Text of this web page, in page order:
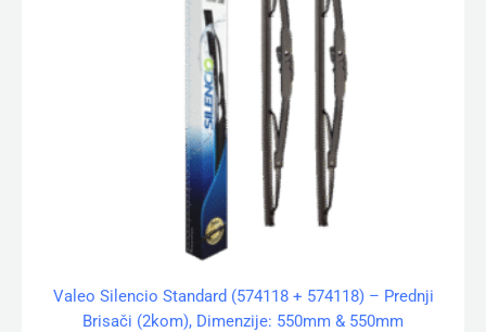
Valeo Silencio Standard (574118 + 574118) – Prednji
Brisači (2kom), Dimenzije: 550mm & 550mm